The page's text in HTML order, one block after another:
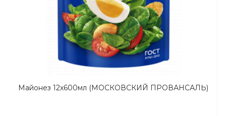
Майонез 12х600мл (МОСКОВСКИЙ ПРОВАНСАЛЬ)